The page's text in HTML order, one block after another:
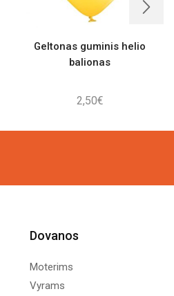
Geltonas guminis helio
balionas
2,50€
Dovanos
Moterims
Vyrams